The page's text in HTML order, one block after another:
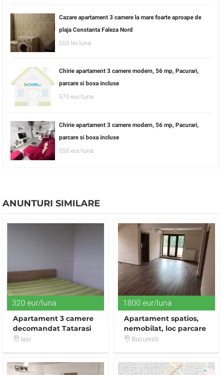
Cazare apartament 3 camere la mare foarte aproape de
plaja Constanta Faleza Nord
550 lei/luna
Chirie apartament 3 camere modern, 56 mp, Pacurari,
parcare si boxa incluse
570 eur/luna
Chirie apartament 3 camere modern, 56 mp, Pacurari,
parcare si boxa incluse
550 eur/luna
ANUNTURI SIMILARE
320 eur/luna
Apartament 3 camere
decomandat Tatarasi
Iasi
1800 eur/luna
Apartament spatios,
nemobilat, loc parcare
subterana; langa
Bucuresti